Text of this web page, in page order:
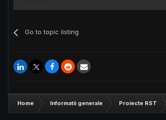
Go to topic listing
Home Informatii generale Proiecte RST